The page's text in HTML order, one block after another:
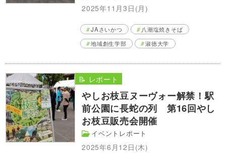
2025年11月3日(月)
JAさいかつ
八潮塩焼きそば
地域創生学部
淑徳大学
やしお枝豆ヌーヴォー解禁！駅
前公園に長蛇の列 第16回やし
お枝豆販売会開催
イベントレポート
2025年6月12日(木)
📝 レポート